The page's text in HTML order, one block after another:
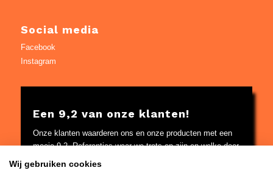
Social media
Facebook
Instagram
Een 9,2 van onze klanten!
Onze klanten waarderen ons en onze producten met een
mooie 9,2. Referenties waar we trots op zijn en welke door
Wij gebruiken cookies